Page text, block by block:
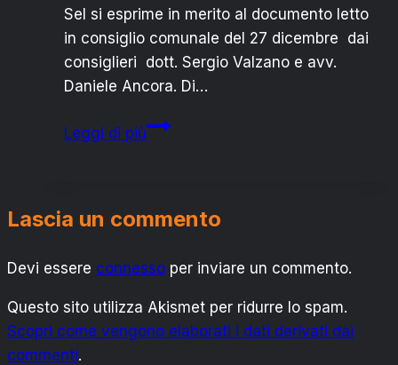
Sel si esprime in merito al documento letto
in consiglio comunale del 27 dicembre dai
consiglieri dott. Sergio Valzano e avv.
Daniele Ancora. Di…
Leggi di piùANCORA
ESPRIME
SEL
Lascia un commento
Devi essere connesso per inviare un commento.
Questo sito utilizza Akismet per ridurre lo spam.
Scopri come vengono elaborati i dati derivati dai
commenti.